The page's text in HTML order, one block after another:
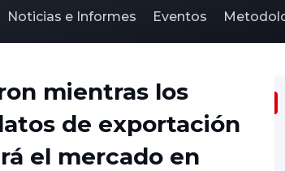
Noticias e Informes Eventos
mientras los
de exportación
el mercado en